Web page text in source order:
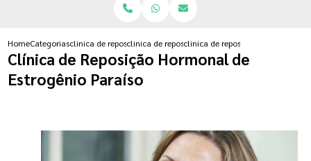
HomeCategoriasclinica de reposicao hormonalclinica de reposicao hormonal adesivo
clinica de reposicao hormonal de
Clínica de Reposição Hormonal de
Estrogênio Paraíso